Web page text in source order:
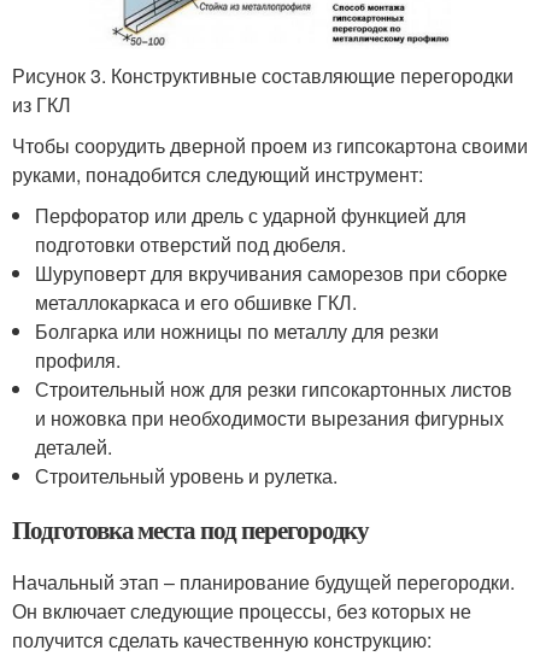
Рисунок 3. Конструктивные составляющие перегородки
из ГКЛ
Чтобы соорудить дверной проем из гипсокартона своими
руками, понадобится следующий инструмент:
Перфоратор или дрель с ударной функцией для
подготовки отверстий под дюбеля.
Шуруповерт для вкручивания саморезов при сборке
металлокаркаса и его обшивке ГКЛ.
Болгарка или ножницы по металлу для резки
профиля.
Строительный нож для резки гипсокартонных листов
и ножовка при необходимости вырезания фигурных
деталей.
Строительный уровень и рулетка.
Подготовка места под перегородку
Начальный этап – планирование будущей перегородки.
Он включает следующие процессы, без которых не
получится сделать качественную конструкцию: